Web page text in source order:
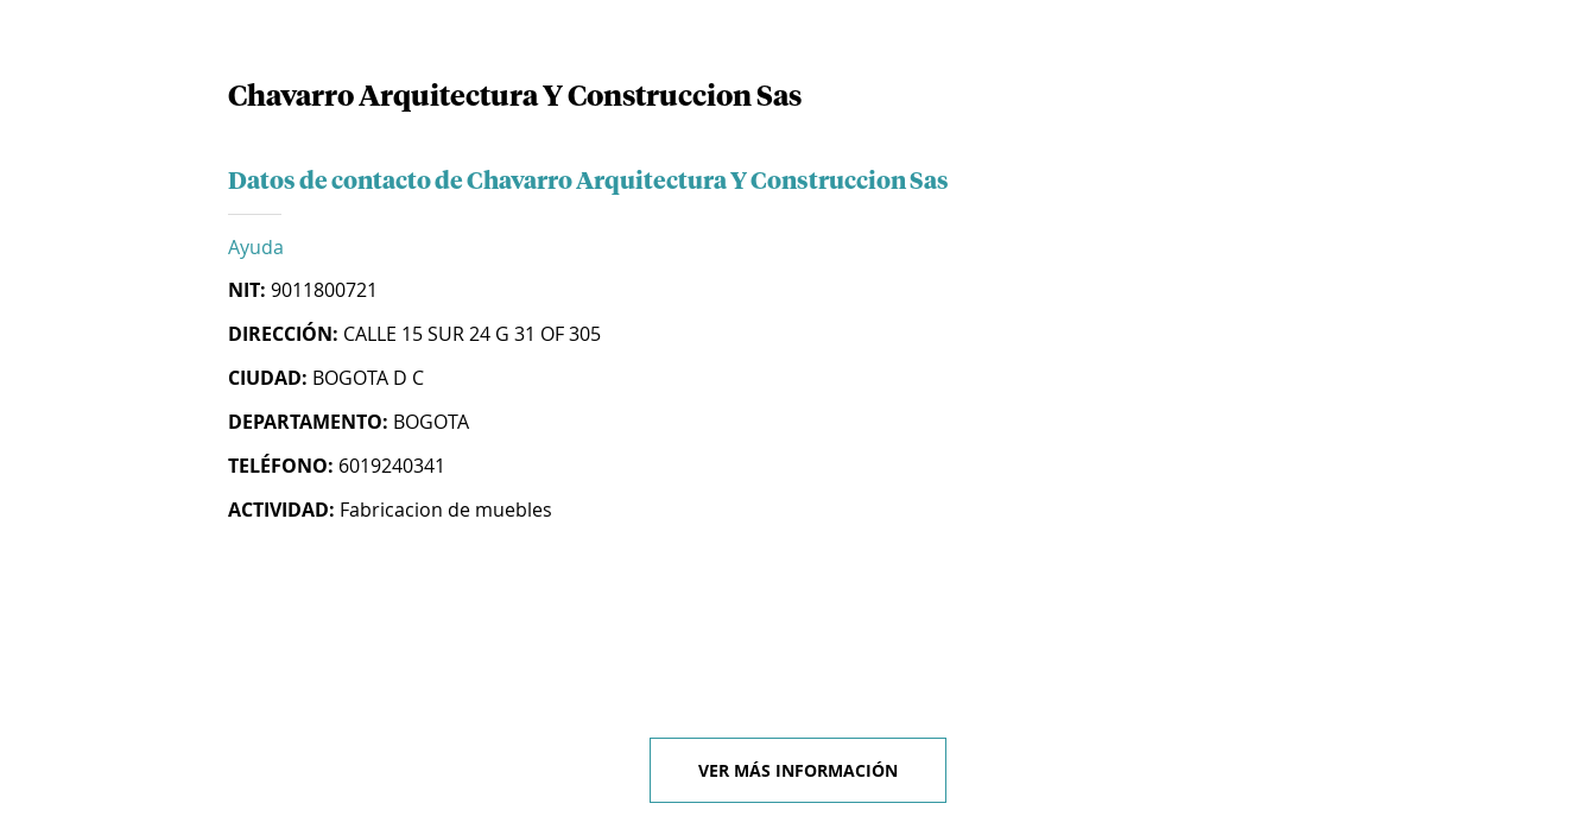
Chavarro Arquitectura Y Construccion Sas
Datos de contacto de Chavarro Arquitectura Y Construccion Sas
Ayuda
NIT: 9011800721
DIRECCIÓN: CALLE 15 SUR 24 G 31 OF 305
CIUDAD: BOGOTA D C
DEPARTAMENTO: BOGOTA
TELÉFONO: 6019240341
ACTIVIDAD: Fabricacion de muebles
VER MÁS INFORMACIÓN